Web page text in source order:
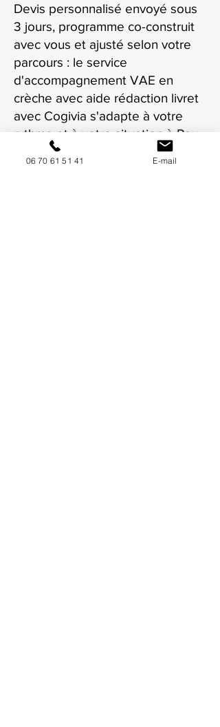
Devis personnalisé envoyé sous
3 jours, programme co-construit
avec vous et ajusté selon votre
parcours : le service
d'accompagnement VAE en
crèche avec aide rédaction livret
avec Cogivia s'adapte à votre
rythme et à votre situation à Pau.
06 70 61 51 41 E-mail